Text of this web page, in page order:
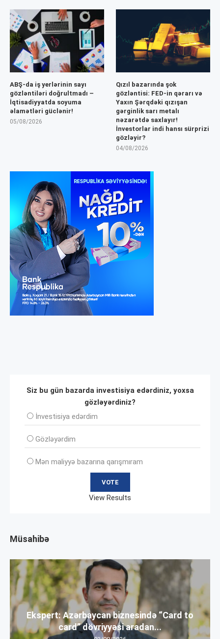
ABŞ-da iş yerlərinin sayı
gözləntiləri doğrultmadı –
İqtisadiyyatda soyuma
əlamətləri güclənir!
05/08/2026
Qızıl bazarında şok
gözləntisi: FED-in qərarı və
Yaxın Şərqdəki qızışan
gərginlik sarı metalı
nəzarətdə saxlayır!
İnvestorlar indi hansı sürprizi
gözləyir?
04/08/2026
Siz bu gün bazarda investisiya edərdiniz, yoxsa
gözləyərdiniz?
İnvеstisiya edərdim
Gözləyərdim
Mən maliyyə bazarına qarışmıram
View Results
Müsahibə
Ekspert: Azərbaycan biznesində “Card to
card” dövriyyəsi aradan...